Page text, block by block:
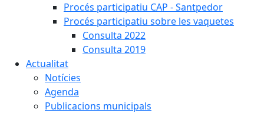
Procés participatiu CAP - Santpedor
Procés participatiu sobre les vaquetes
Consulta 2022
Consulta 2019
Actualitat
Notícies
Agenda
Publicacions municipals